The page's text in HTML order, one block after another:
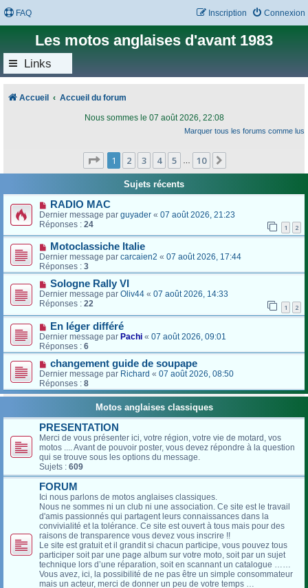
FAQ Connexion
Inscription
Les motos anglaises d'avant 1983
Links
Accueil Accueil du forum
Nous sommes le 07 août 2026, 22:08
Marquer tous les forums comme lus
Page 1sur
1 2 3 4 5 10
Sujets récents
RADIO MAC
Dernier message par guyader « 07 août 2026, 21:23
Réponses : 24 1 2
Motoclassiche Italie
Dernier message par carcaien2 « 07 août 2026, 17:44
Réponses : 3
Sologne Rally VI
Dernier message par Oliv44 « 07 août 2026, 14:33
Réponses : 22 1 2
En léger différé
Dernier message par Pachi « 07 août 2026, 09:01
Réponses : 6
changement guide de soupape
Dernier message par Richard « 07 août 2026, 08:50
Réponses : 8
Motos anglaises classiques
PRESENTATION
Merci de vous présenter ici, votre région, votre vie de motard, vos
motos .... Avant de pouvoir poster, vous devez répondre à la question
qui se trouve sous les options du message.
Sujets : 609
FORUM
Ici nous parlons de motos anglaises classiques.
Nous ne sommes ni un club ni une association. Ce site est le travail
d'amis passionnés qui partagent leurs connaissances dans la
convivialité et la tolérance. Ce site est ouvert à tous mais pour des
raisons de transparence vous devez vous inscrire !!
Le site est gratuit et il grandit si chacun participe, vous pouvez tous
participer soit par une page album sur votre moto, soit par un sujet
technique lors d’une réparation, soit en scannant un catalogue ……
Vous avez, ici, la possibilité de ne pas être un simple consommateur
mais un acteur, merci de donner un peu de votre temps …